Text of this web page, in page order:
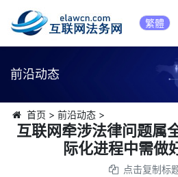
繁體
前沿动态
首页 > 前沿动态>
互联网牵涉法律问题属
际化进程中需做
点击复制标